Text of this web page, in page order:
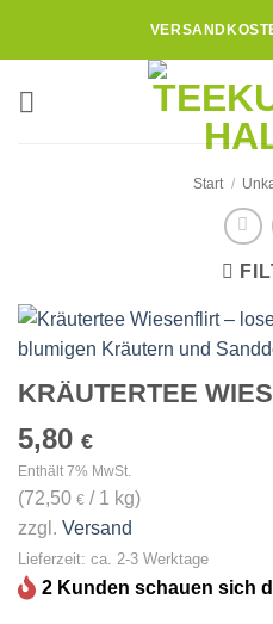
Start /
KRÄUTERTEE
5,80 €
Enthält 7% MwSt.
(72,50 € / 1 kg)
zzgl. Versand
Lieferzeit: ca. 2-3 Werktage
2 Kunden schauen sich